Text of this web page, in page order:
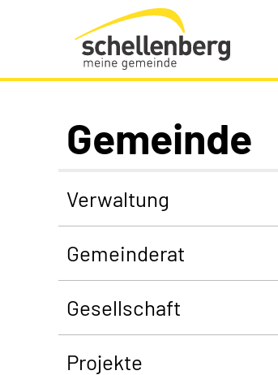
Gemeinde Schellenberg Startseite
Gemeinde
Verwaltung
Gemeinderat
Gesellschaft
Projekte